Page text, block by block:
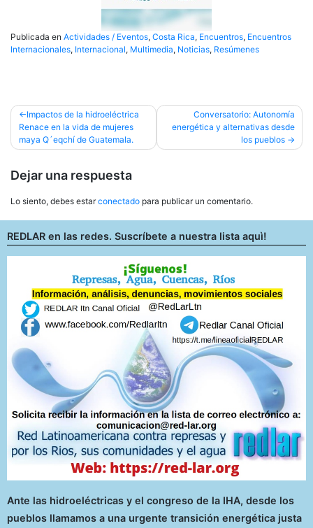
Publicada en Actividades / Eventos, Costa Rica, Encuentros, Encuentros
Internacionales, Internacional, Multimedia, Noticias, Resúmenes
Navegación
de
entradas
Impactos de la hidroeléctrica
Renace en la vida de mujeres
maya Q´eqchí de Guatemala.
Conversatorio: Autonomía
energética y alternativas desde
los pueblos
Dejar una respuesta
Lo siento, debes estarconectado para publicar un comentario.
REDLAR en las redes. Suscríbete a nuestra lista aquì!
Ante las hidroeléctricas y el congreso de la IHA, desde los
pueblos llamamos a una urgente transición energética justa